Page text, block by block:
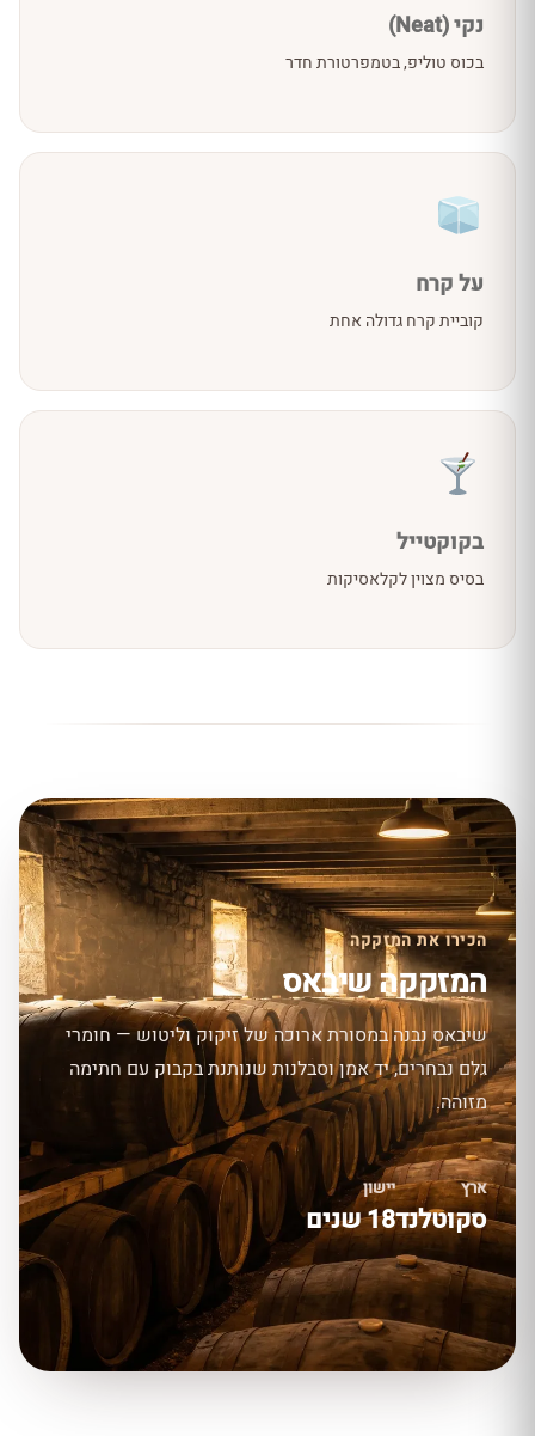
נקי (Neat)
בכוס טוליפ, בטמפרטורת חדר
על קרח
קוביית קרח גדולה אחת
בקוקטייל
בסיס מצוין לקלאסיקות
הכירו את המזקקה
המזקקה שיבאס
שיבאס נבנה במסורת ארוכה של זיקוק וליטוש — חומרי
גלם נבחרים, יד אמן וסבלנות שנותנת בקבוק עם חתימה
מזוהה.
ארץ
סקוטלנד
יישון
18 שנים